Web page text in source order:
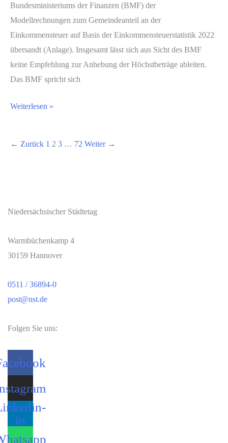
treten
Bundesministeriums der Finanzen (BMF) der
Modellrechnungen zum Gemeindeanteil an der
Einkommensteuer auf Basis der Einkommensteuerstatistik 2022
übersandt (Anlage). Insgesamt lässt sich aus Sicht des BMF
keine Empfehlung zur Anhebung der Höchstbeträge ableiten.
Das BMF spricht sich
NST-
Auswertung
Modellrechnungen
zum
an
der
auf
der
2022
Weiterlesen »
← Zurück 1 2 3 … 72 Weiter →
Niedersächsischer Städtetag
Warmbüchenkamp 4
30159 Hannover
0511 / 36894-0
post@nst.de
Folgen Sie uns:
in